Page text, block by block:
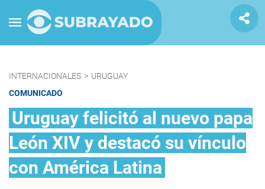
INTERNACIONALES > URUGUAY
COMUNICADO
Uruguay felicitó al nuevo papa
León XIV y destacó su vínculo
con América Latina